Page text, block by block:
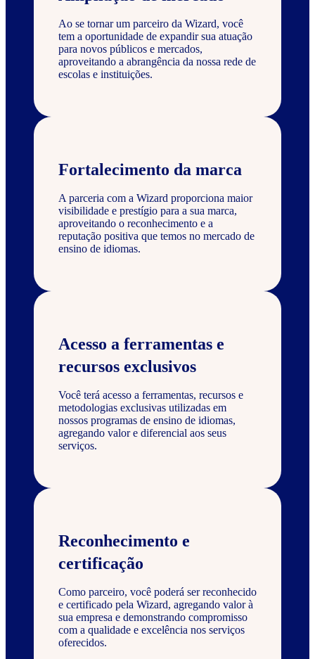
Ao se tornar um parceiro da Wizard, você
tem a oportunidade de expandir sua atuação
para novos públicos e mercados,
aproveitando a abrangência da nossa rede de
escolas e instituições.
Fortalecimento da marca
A parceria com a Wizard proporciona maior
visibilidade e prestígio para a sua marca,
aproveitando o reconhecimento e a
reputação positiva que temos no mercado de
ensino de idiomas.
Acesso a ferramentas e
recursos exclusivos
Você terá acesso a ferramentas, recursos e
metodologias exclusivas utilizadas em
nossos programas de ensino de idiomas,
agregando valor e diferencial aos seus
serviços.
Reconhecimento e
certificação
Como parceiro, você poderá ser reconhecido
e certificado pela Wizard, agregando valor à
sua empresa e demonstrando compromisso
com a qualidade e excelência nos serviços
oferecidos.